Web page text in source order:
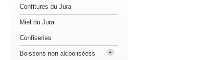
Confitures du Jura
Miel du Jura
Confiseries
Boissons non alcooliséess